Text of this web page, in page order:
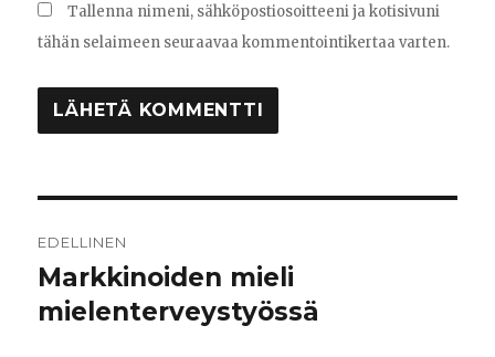
Tallenna nimeni, sähköpostiosoitteeni ja kotisivuni
tähän selaimeen seuraavaa kommentointikertaa varten.
selaus
EDELLINEN
Edellinen
artikkeli:
Markkinoiden mieli
mielenterveystyössä